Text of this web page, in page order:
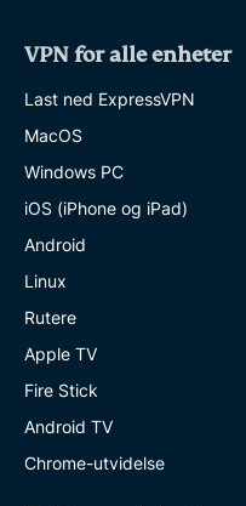
VPN for alle enheter
Last ned ExpressVPN
MacOS
Windows PC
iOS (iPhone og iPad)
Android
Linux
Rutere
Apple TV
Fire Stick
Android TV
Chrome-utvidelse